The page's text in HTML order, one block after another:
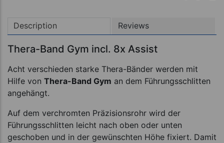
Description Reviews
Thera-Band Gym incl. 8x Assist
Acht verschieden starke Thera-Bänder werden mit
Hilfe von Thera-Band Gym an dem Führungsschlitten
angehängt.
Auf dem verchromten Präzisionsrohr wird der
Führungsschlitten leicht nach oben oder unten
geschoben und in der gewünschten Höhe fixiert. Damit